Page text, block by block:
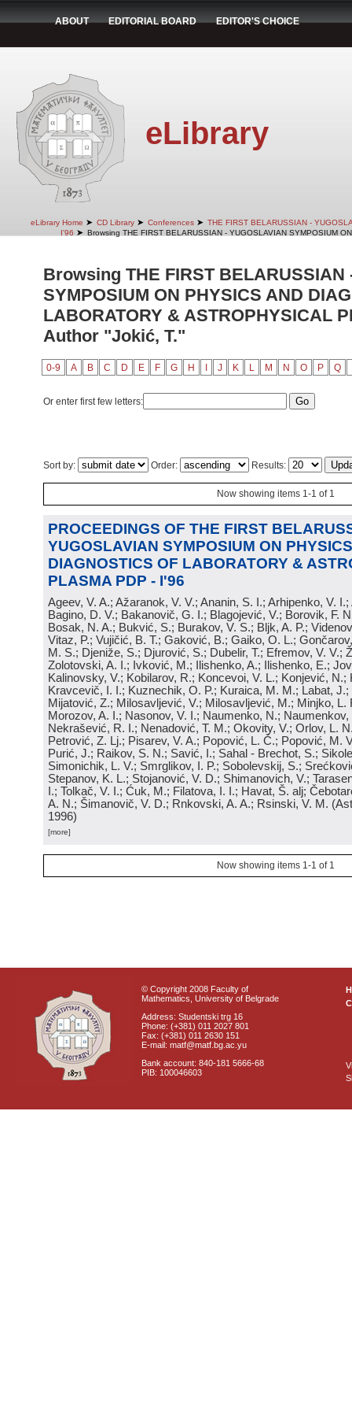
ABOUT EDITORIAL BOARD EDITOR'S CHOICE
eLibrary
eLibrary Home ➤ CD Library ➤ Conferences ➤ THE FIRST BELARUSSIAN -
I'96 ➤ Browsing THE FIRST BELARUSSIAN - YUGOSLAVIAN SYMPOSIUM
Browsing THE FIRST BELARUSSIAN
SYMPOSIUM ON PHYSICS AND
LABORATORY & ASTROPHYSICAL
Author "Jokić, T."
0-9 A B C D E F G H J K L M N O P Q
Or enter first few letters:
Sort by: Order: Results:
Now showing items 1-1 of 1
PROCEEDINGS OF THE FIRST
YUGOSLAVIAN SYMPOSIUM ON
DIAGNOSTICS OF LABORATORY &
PLASMA PDP - I'96
Ageev, V. A.; Ažaranok, V. V.; Ananin, S. I.; Arhipenko, V.
Bagino, D. V.; Bakanovič, G. I.; Blagojević, V.; Borovik, F.
Bosak, N. A.; Bukvić, S.; Burakov, V. S.; Bljk, A. P.;
Vitaz, P.; Vujičić, B. T.; Gaković, B.; Gaiko, O. L.;
M. S.; Djeniže, S.; Djurović, S.; Dubelir, T.; Efremov, V. V.;
Zolotovski, A. I.; Ivković, M.; Ilishenko, A.; Ilishenko, E.;
Kalinovsky, V.; Kobilarov, R.; Koncevoi, V. L.; Konjević, N.;
Kravcevič, I. I.; Kuznechik, O. P.; Kuraica, M. M.; Labat,
Mijatović, Z.; Milosavljević, V.; Milosavljević, M.; Minjko, L.
Morozov, A. I.; Nasonov, V. I.; Naumenko, N.; Naumenkov,
Nekrašević, R. I.; Nenadović, T. M.; Okovity, V.; Orlov, L.
Petrović, Z. Lj.; Pisarev, V. A.; Popović, L. Č.; Popović, M.
Purić, J.; Raikov, S. N.; Savić, I.; Sahal - Brechot, S.;
Simonichik, L. V.; Smrglikov, I. P.; Sobolevskij, S.;
Stepanov, K. L.; Stojanović, V. D.; Shimanovich, V.;
I.; Tolkač, V. I.; Ćuk, M.; Filatova, I. I.; Havat, Š. alj;
A. N.; Šimanovič, V. D.; Rnkovski, A. A.; Rsinski, V. M. (
1996)
[more]
Now showing items 1-1 of 1
© Copyright 2008 Faculty of
Mathematics, University of Belgrade
Address: Studentski trg 16
Phone: (+381) 011 2027 801
Fax: (+381) 011 2630 151
E-mail: matf@matf.bg.ac.yu
Bank account: 840-181 5666-68
PIB: 100046603